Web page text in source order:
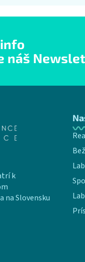
náš
k
na Slovensku